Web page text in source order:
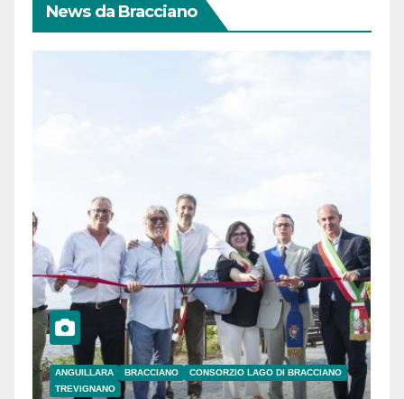
News da Bracciano
ANGUILLARA BRACCIANO
CONSORZIO LAGO DI BRACCIANO
TREVIGNANO